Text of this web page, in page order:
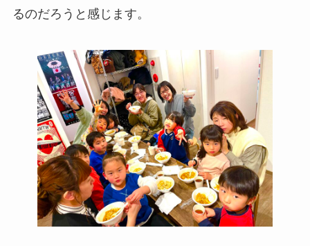
るのだろうと感じます。